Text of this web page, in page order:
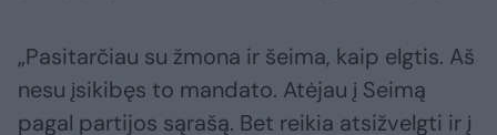
„Pasitarčiau su žmona ir šeima, kaip elgtis. Aš
nesu įsikibęs to mandato. Atėjau į Seimą
pagal partijos sąrašą. Bet reikia atsižvelgti ir į